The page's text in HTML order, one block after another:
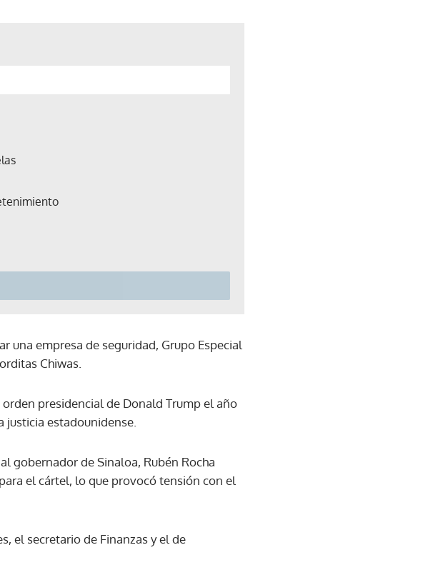
una empresa de seguridad, Grupo Especial
Chiwas.
presidencial de Donald Trump el año
estadounidense.
gobernador de Sinaloa, Rubén Rocha
el cártel, lo que provocó tensión con el
el secretario de Finanzas y el de